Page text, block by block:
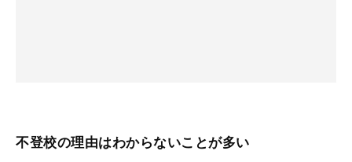
不登校の理由はわからないことが多い